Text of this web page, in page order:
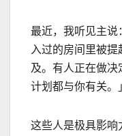
最近，我听见主说
入过的房间里被
及。有人正在做决
计划都与你有关。
这些人是极具影响